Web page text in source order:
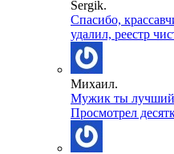
Sergik.
Спасибо,
удалил, реестр
Михаил.
Мужик ты лучший!
Просмотрел